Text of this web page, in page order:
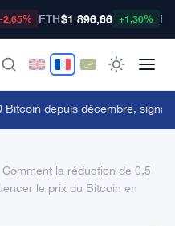
-2,65% ETH$1 896,66 +1,30%
depuis décembre,
Comment la réduction de 0,5
le prix du Bitcoin en